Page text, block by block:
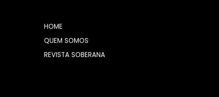
HOME
QUEM SOMOS
REVISTA SOBERANA